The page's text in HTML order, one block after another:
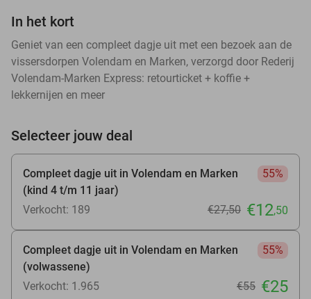
In het kort
Geniet van een compleet dagje uit met een bezoek aan de
vissersdorpen Volendam en Marken, verzorgd door Rederij
Volendam-Marken Express: retourticket + koffie +
lekkernijen en meer
Selecteer jouw deal
Compleet dagje uit in Volendam en Marken
(kind 4 t/m 11 jaar)
55%
Verkocht: 189 €27,50 €12,50
Compleet dagje uit in Volendam en Marken
(volwassene)
55%
Verkocht: 1.965 €55 €25